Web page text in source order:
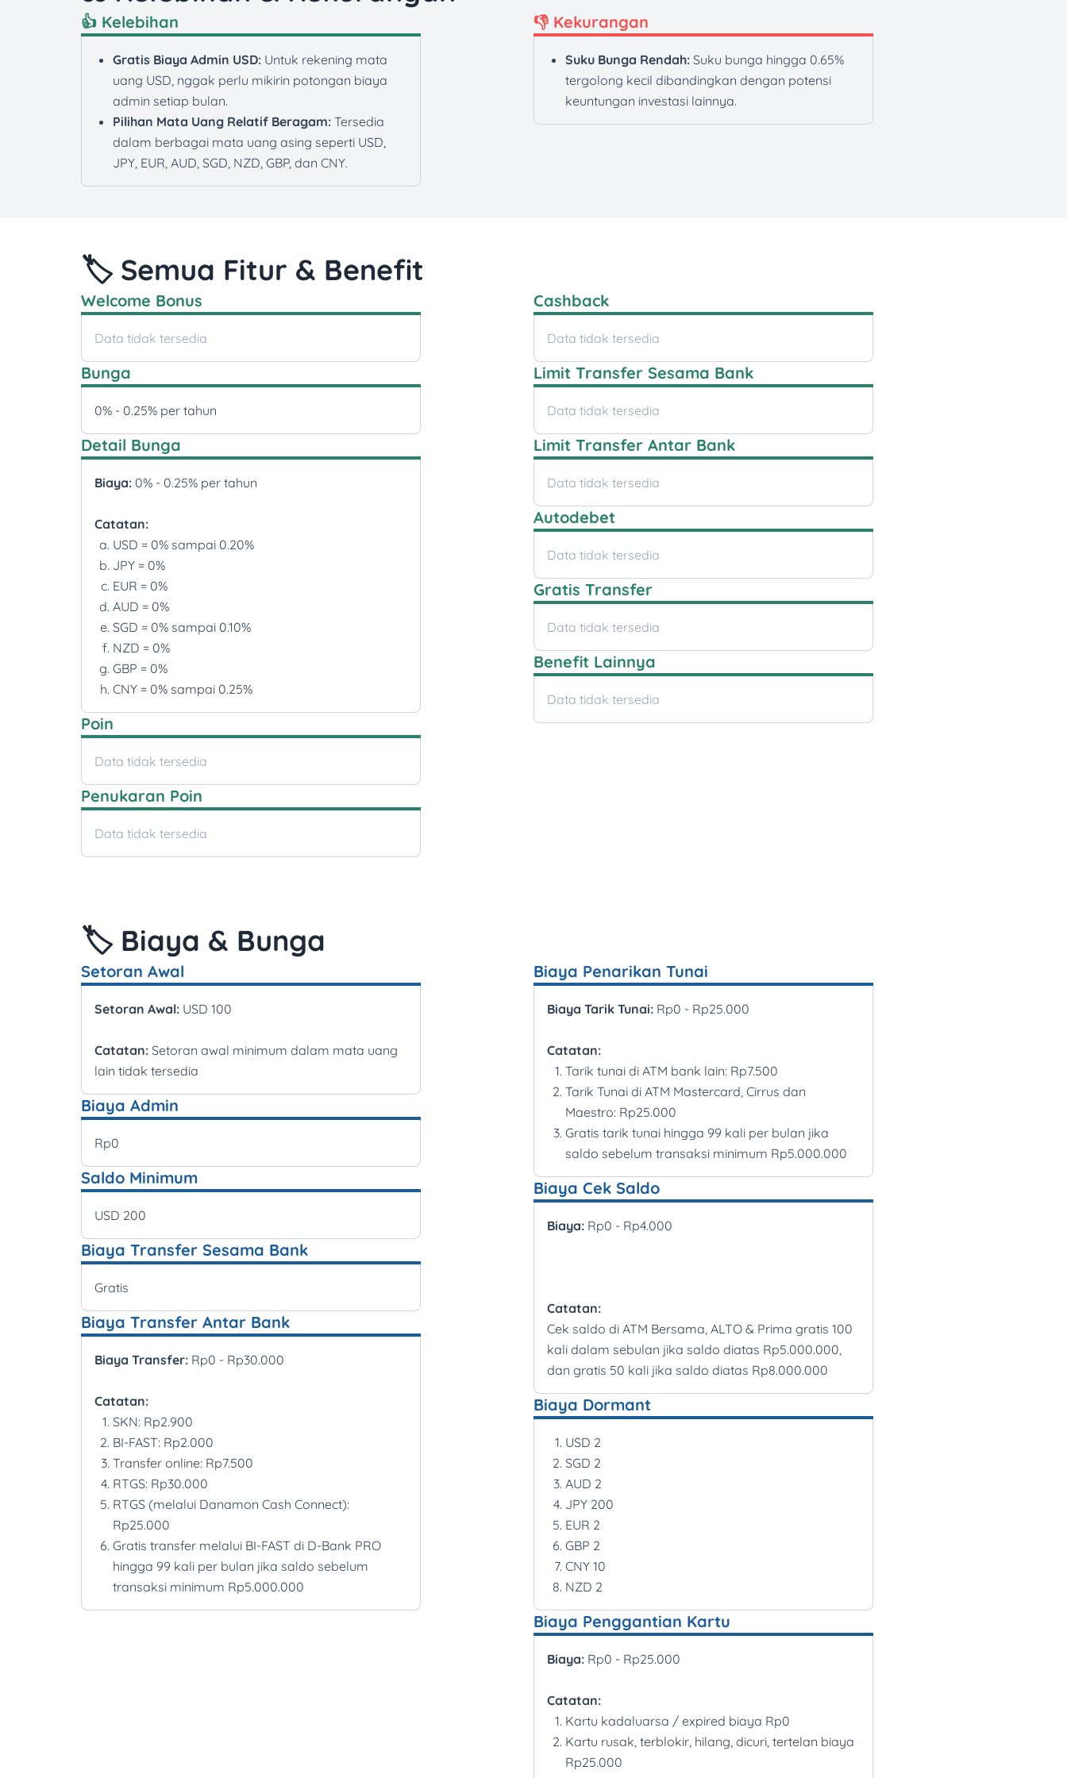
👍 Kelebihan
Gratis Biaya Admin USD: Untuk rekening mata
uang USD, nggak perlu mikirin potongan biaya
admin setiap bulan.
Pilihan Mata Uang Relatif Beragam: Tersedia
dalam berbagai mata uang asing seperti USD,
JPY, EUR, AUD, SGD, NZD, GBP, dan CNY.
👎 Kekurangan
Suku Bunga Rendah: Suku bunga hingga 0.65%
tergolong kecil dibandingkan dengan potensi
keuntungan investasi lainnya.
🏷️ Semua Fitur & Benefit
Welcome Bonus
Data tidak tersedia
Bunga
0% - 0.25% per tahun
Detail Bunga
Biaya: 0% - 0.25% per tahun
Catatan:
USD = 0% sampai 0.20%
JPY = 0%
EUR = 0%
AUD = 0%
SGD = 0% sampai 0.10%
NZD = 0%
GBP = 0%
CNY = 0% sampai 0.25%
Poin
Data tidak tersedia
Penukaran Poin
Data tidak tersedia
Cashback
Data tidak tersedia
Limit Transfer Sesama Bank
Data tidak tersedia
Limit Transfer Antar Bank
Data tidak tersedia
Autodebet
Data tidak tersedia
Gratis Transfer
Data tidak tersedia
Benefit Lainnya
Data tidak tersedia
🏷️ Biaya & Bunga
Setoran Awal
Setoran Awal: USD 100
Catatan: Setoran awal minimum dalam mata uang
lain tidak tersedia
Biaya Admin
Rp0
Saldo Minimum
USD 200
Biaya Transfer Sesama Bank
Gratis
Biaya Transfer Antar Bank
Biaya Transfer: Rp0 - Rp30.000
Catatan:
SKN: Rp2.900
BI-FAST: Rp2.000
Transfer online: Rp7.500
RTGS: Rp30.000
RTGS (melalui Danamon Cash Connect):
Rp25.000
Gratis transfer melalui BI-FAST di D-Bank PRO
hingga 99 kali per bulan jika saldo sebelum
transaksi minimum Rp5.000.000
Biaya Penarikan Tunai
Biaya Tarik Tunai: Rp0 - Rp25.000
Catatan:
Tarik tunai di ATM bank lain: Rp7.500
Tarik Tunai di ATM Mastercard, Cirrus dan
Maestro: Rp25.000
Gratis tarik tunai hingga 99 kali per bulan jika
saldo sebelum transaksi minimum Rp5.000.000
Biaya Cek Saldo
Biaya: Rp0 - Rp4.000
Catatan:
Cek saldo di ATM Bersama, ALTO & Prima gratis 100
kali dalam sebulan jika saldo diatas Rp5.000.000,
dan gratis 50 kali jika saldo diatas Rp8.000.000
Biaya Dormant
USD 2
SGD 2
AUD 2
JPY 200
EUR 2
GBP 2
CNY 10
NZD 2
Biaya Penggantian Kartu
Biaya: Rp0 - Rp25.000
Catatan:
Kartu kadaluarsa / expired biaya Rp0
Kartu rusak, terblokir, hilang, dicuri, tertelan biaya
Rp25.000